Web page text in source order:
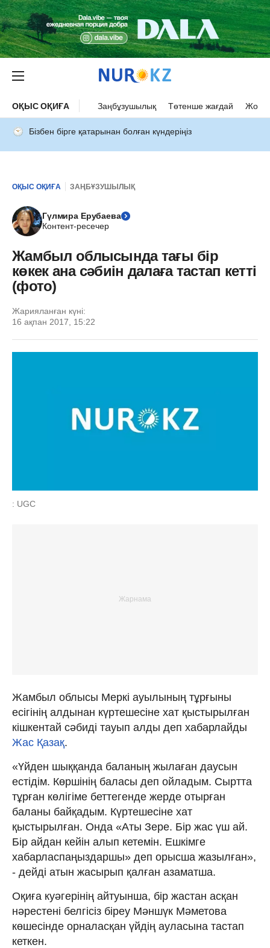
ОҚЫС ОҚИҒА Заңбұзушылық Төтенше жағдай Жол
Бізбен бірге қатарынан болған күндеріңіз
ОҚЫС ОҚИҒА ЗАҢБҰЗУШЫЛЫҚ
Гүлмира Ерубаева
Контент-ресечер
Жамбыл облысында тағы бір
көкек ана сәбиін далаға тастап кетті
(фото)
Жарияланған күні:
16 ақпан 2017, 15:22
: UGC
Жамбыл облысы Меркі ауылының тұрғыны
есігінің алдынан күртешесіне хат қыстырылған
кішкентай сәбиді тауып алды деп хабарлайды
Жас Қазақ.
«Үйден шыққанда баланың жылаған даусын
естідім. Көршінің баласы деп ойладым. Сыртта
тұрған көлігіме беттегенде жерде отырған
баланы байқадым. Күртешесіне хат
қыстырылған. Онда «Аты Зере. Бір жас үш ай.
Бір айдан кейін алып кетемін. Ешкімге
хабарласпаңыздаршы» деп орысша жазылған»,
- дейді атын жасырып қалған азаматша.
Оқиға куәгерінің айтуынша, бір жастан асқан
нәрестені белгісіз біреу Мәншүк Мәметова
көшесінде орналасқан үйдің ауласына тастап
кеткен.